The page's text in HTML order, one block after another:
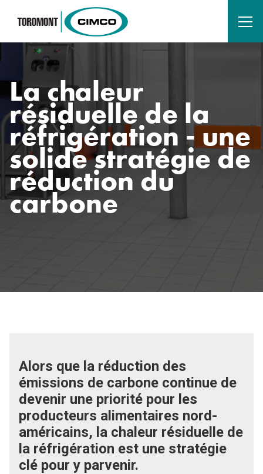
La chaleur
résiduelle de la
réfrigération - une
solide stratégie de
réduction du
carbone
Alors que la réduction des
émissions de carbone continue de
devenir une priorité pour les
producteurs alimentaires nord-
américains, la chaleur résiduelle de
la réfrigération est une stratégie
clé pour y parvenir.